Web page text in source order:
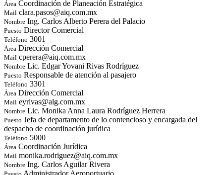
Área Coordinación de Planeación Estratégica
Mail clara.pasos@aiq.com.mx
Nombre Ing. Carlos Alberto Perera del Palacio
Puesto Director Comercial
Teléfono 3001
Área Dirección Comercial
Mail cperera@aiq.com.mx
Nombre Lic. Edgar Yovani Rivas Rodríguez
Puesto Responsable de atención al pasajero
Teléfono 3301
Área Dirección Comercial
Mail eyrivas@alg.com.mx
Nombre Lic. Monika Anna Laura Rodríguez Herrera
Puesto Jefa de departamento de lo contencioso y encargada del
despacho de coordinación jurídica
Teléfono 5000
Área Coordinación Jurídica
Mail monika.rodriguez@aiq.com.mx
Nombre Ing. Carlos Aguilar Rivera